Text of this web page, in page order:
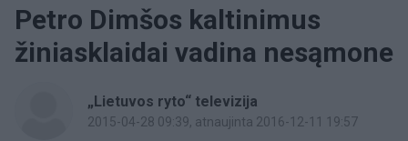
Petro Dimšos kaltinimus
žiniasklaidai vadina nesąmone
„Lietuvos ryto“ televizija
2015-04-28 09:39, atnaujinta 2016-12-11 19:57